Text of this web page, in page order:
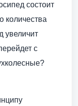
состоит
количества
увеличит
с